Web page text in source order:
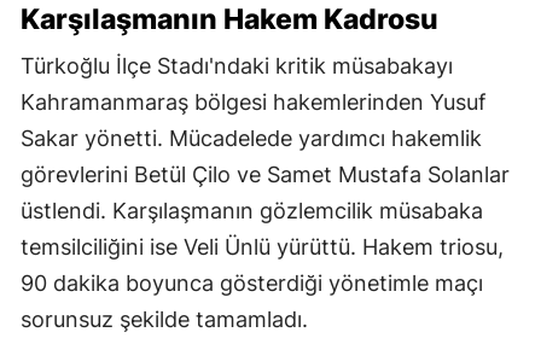
Karşılaşmanın Hakem Kadrosu
Türkoğlu İlçe Stadı'ndaki kritik müsabakayı
Kahramanmaraş bölgesi hakemlerinden Yusuf
Sakar yönetti. Mücadelede yardımcı hakemlik
görevlerini Betül Çilo ve Samet Mustafa Solanlar
üstlendi. Karşılaşmanın gözlemcilik müsabaka
temsilciliğini ise Veli Ünlü yürüttü. Hakem triosu,
90 dakika boyunca gösterdiği yönetimle maçı
sorunsuz şekilde tamamladı.